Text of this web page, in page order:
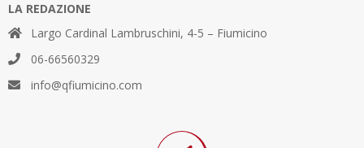
LA REDAZIONE
Largo Cardinal Lambruschini, 4-5 – Fiumicino
06-66560329
info@qfiumicino.com